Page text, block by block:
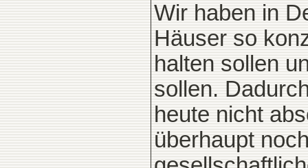
Wir haben in
Häuser so
halten sollen
sollen.
heute nicht
überhaupt